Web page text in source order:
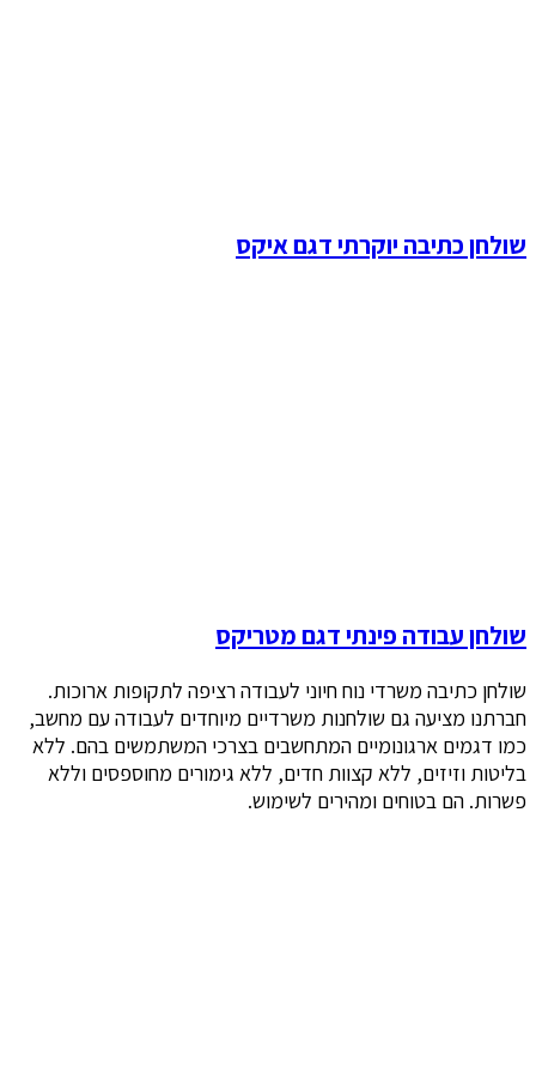
שולחן כתיבה יוקרתי דגם איקס
שולחן עבודה פינתי דגם מטריקס
שולחן כתיבה משרדי נוח חיוני לעבודה רציפה לתקופות ארוכות.
חברתנו מציעה גם שולחנות משרדיים מיוחדים לעבודה עם מחשב,
כמו דגמים ארגונומיים המתחשבים בצרכי המשתמשים בהם. ללא
בליטות וזיזים, ללא קצוות חדים, ללא גימורים מחוספסים וללא
פשרות. הם בטוחים ומהירים לשימוש.